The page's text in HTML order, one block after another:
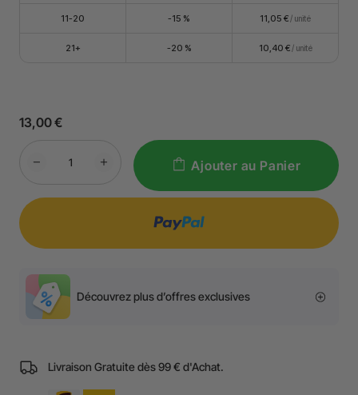
11-20 -15 % 11,05 € / unité
21+ -20 % 10,40 € / unité
13,00 €
Ajouter au Panier
Découvrez plus d’offres exclusives
Livraison Gratuite dès 99 € d'Achat.